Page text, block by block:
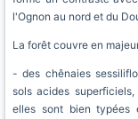
l'Ognon au nord et du
La forêt couvre en
- des chênaies
sols acides
elles sont bien typées